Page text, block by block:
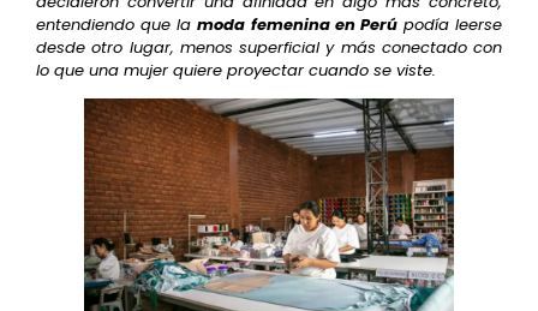
entendiendo que lamoda femenina en Perúpodía leerse
desde otro lugar, menos superficial y más conectado con
lo que una mujer quiere proyectar cuando se viste.